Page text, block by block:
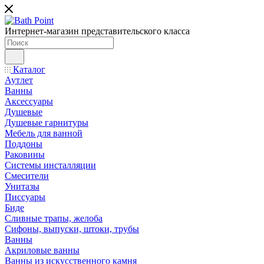
Интернет-магазин представительского класса
Каталог
Аутлет
Ванны
Аксессуары
Душевые
Душевые гарнитуры
Мебель для ванной
Поддоны
Раковины
Системы инсталляции
Смесители
Унитазы
Писсуары
Биде
Сливные трапы, желоба
Сифоны, выпуски, штоки, трубы
Ванны
Акриловые ванны
Ванны из искусственного камня